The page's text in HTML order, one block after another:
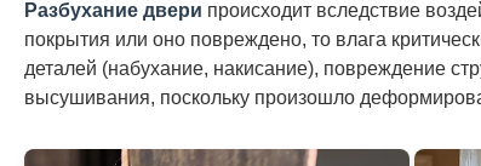
Разбухание двери происходит вследствие
покрытия или оно повреждено, то влага
деталей (набухание, накисание), повреждение
высушивания, поскольку произошло